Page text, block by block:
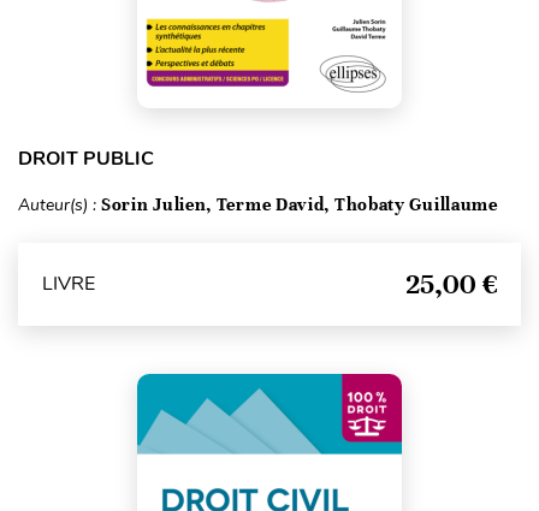
DROIT PUBLIC
Auteur(s) : Sorin Julien, Terme David, Thobaty Guillaume
LIVRE 25,00 €